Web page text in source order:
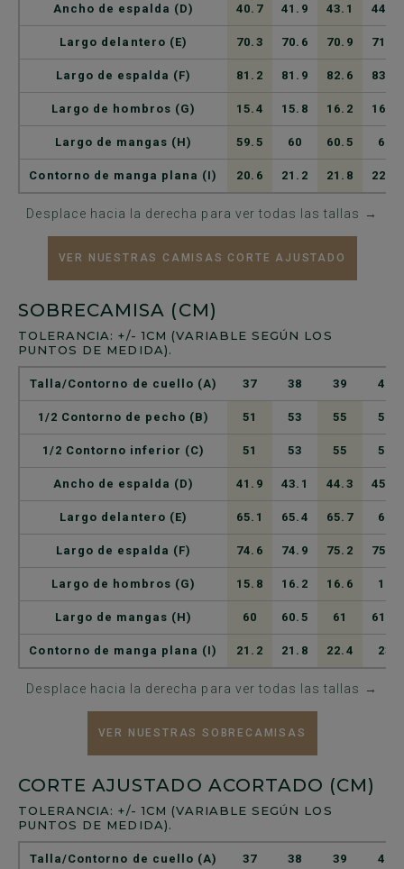
Ancho de espalda (D) 40.7 41.9 43.1 44.3
Largo delantero (E) 70.3 70.6 70.9 71.2
Largo de espalda (F) 81.2 81.9 82.6 83.3
Largo de hombros (G) 15.4 15.8 16.2 16.6
Largo de mangas (H) 59.5 60 60.5 61
Contorno de manga plana (I) 20.6 21.2 21.8 22.4
Desplace hacia la derecha para ver todas las tallas →
VER NUESTRAS CAMISAS CORTE AJUSTADO
SOBRECAMISA (CM)
TOLERANCIA: +/- 1CM (VARIABLE SEGÚN LOS
PUNTOS DE MEDIDA).
Talla/Contorno de cuello (A) 37 38 39 40
1/2 Contorno de pecho (B) 51 53 55 57
1/2 Contorno inferior (C) 51 53 55 57
Ancho de espalda (D) 41.9 43.1 44.3 45.5
Largo delantero (E) 65.1 65.4 65.7 66
Largo de espalda (F) 74.6 74.9 75.2 75.5
Largo de hombros (G) 15.8 16.2 16.6 17
Largo de mangas (H) 60 60.5 61 61.5
Contorno de manga plana (I) 21.2 21.8 22.4 23
Desplace hacia la derecha para ver todas las tallas →
VER NUESTRAS SOBRECAMISAS
CORTE AJUSTADO ACORTADO (CM)
TOLERANCIA: +/- 1CM (VARIABLE SEGÚN LOS
PUNTOS DE MEDIDA).
Talla/Contorno de cuello (A) 37 38 39 40